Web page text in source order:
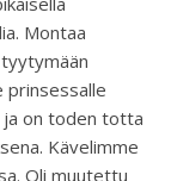
Montaa
prinsessalle
ja on toden totta
Kävelimme
Oli muutettu